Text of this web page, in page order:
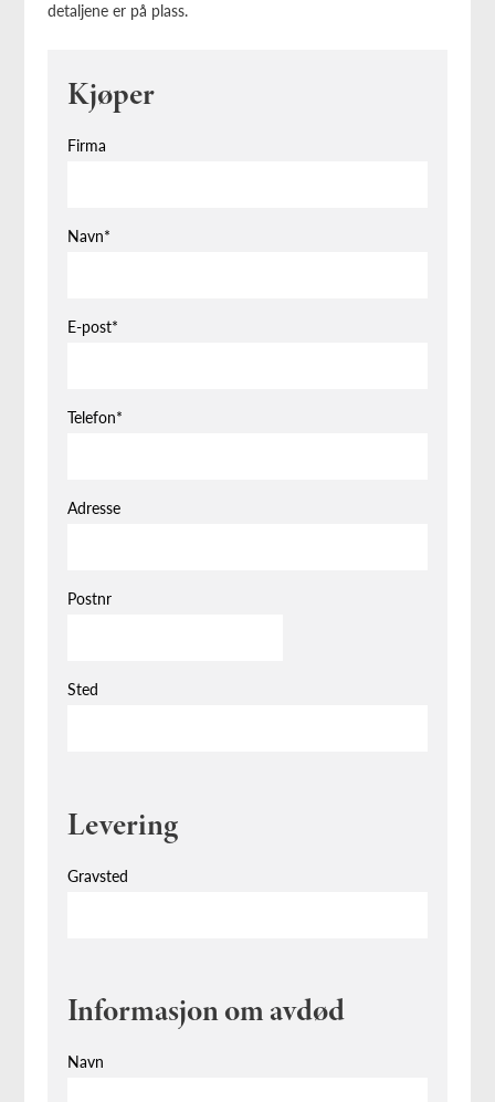
detaljene er på plass.
Kjøper
Firma
Navn*
E-post*
Telefon*
Adresse
Postnr
Sted
Levering
Gravsted
Informasjon om avdød
Navn